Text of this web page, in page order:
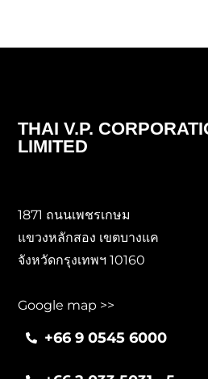
THAI V.P.
LIMITED
1871 ถนนเพชรเกษม
แขวงหลักสอง เขตบางแค
จังหวัดกรุงเทพฯ 10160
Google map >>
+66 9 0545 6000